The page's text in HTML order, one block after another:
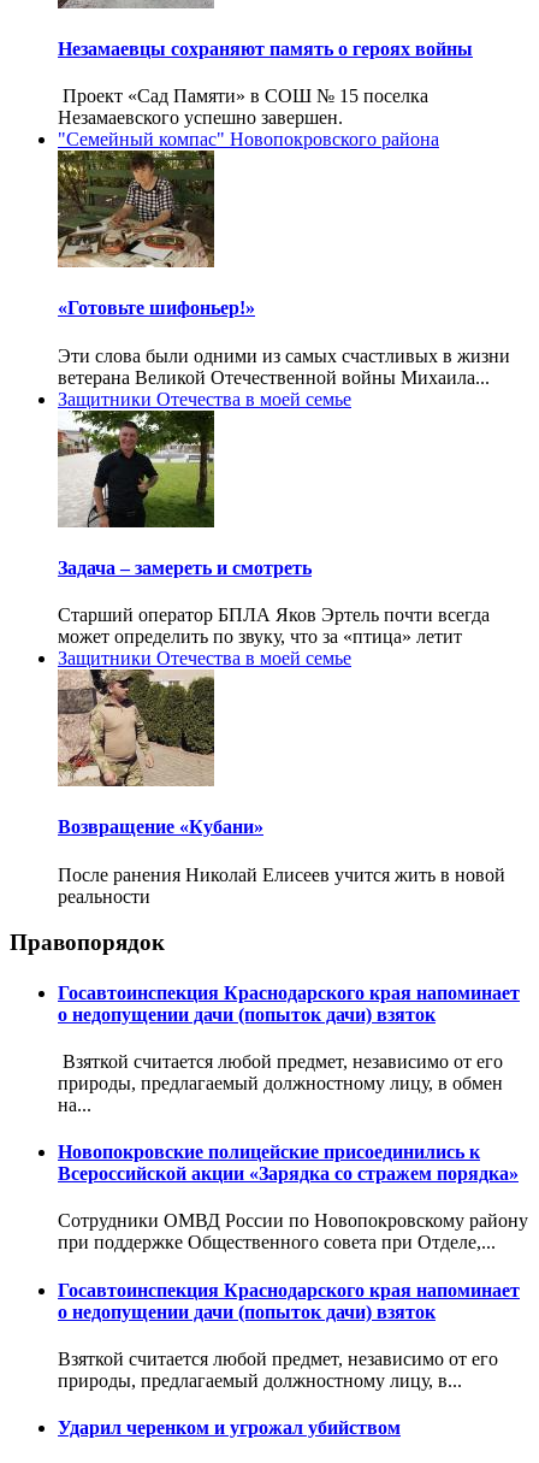
Незамаевцы сохраняют память о героях войны
Проект «Сад Памяти» в СОШ № 15 поселка
Незамаевского успешно завершен.
"Семейный компас" Новопокровского района
«Готовьте шифоньер!»
Эти слова были одними из самых счастливых в жизни
ветерана Великой Отечественной войны Михаила...
Защитники Отечества в моей семье
Задача – замереть и смотреть
Старший оператор БПЛА Яков Эртель почти всегда
может определить по звуку, что за «птица» летит
Защитники Отечества в моей семье
Возвращение «Кубани»
После ранения Николай Елисеев учится жить в новой
реальности
Правопорядок
Госавтоинспекция Краснодарского края напоминает
о недопущении дачи (попыток дачи) взяток
Взяткой считается любой предмет, независимо от его
природы, предлагаемый должностному лицу, в обмен
на...
Новопокровские полицейские присоединились к
Всероссийской акции «Зарядка со стражем порядка»
Сотрудники ОМВД России по Новопокровскому району
при поддержке Общественного совета при Отделе,...
Госавтоинспекция Краснодарского края напоминает
о недопущении дачи (попыток дачи) взяток
Взяткой считается любой предмет, независимо от его
природы, предлагаемый должностному лицу, в...
Ударил черенком и угрожал убийством